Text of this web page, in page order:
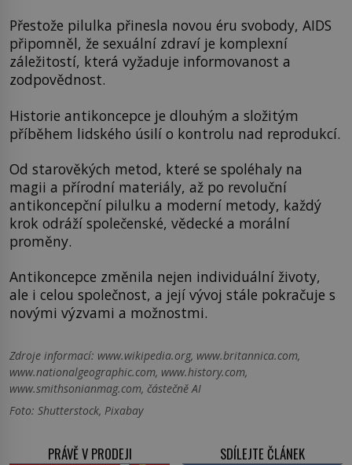
Přestože pilulka přinesla novou éru svobody, AIDS
připomněl, že sexuální zdraví je komplexní
záležitostí, která vyžaduje informovanost a
zodpovědnost.
Historie antikoncepce je dlouhým a složitým
příběhem lidského úsilí o kontrolu nad reprodukcí.
Od starověkých metod, které se spoléhaly na
magii a přírodní materiály, až po revoluční
antikoncepční pilulku a moderní metody, každý
krok odráží společenské, vědecké a morální
proměny.
Antikoncepce změnila nejen individuální životy,
ale i celou společnost, a její vývoj stále pokračuje s
novými výzvami a možnostmi.
Zdroje informací: www.wikipedia.org, www.britannica.com,
www.nationalgeographic.com, www.history.com,
www.smithsonianmag.com, částečně AI
Foto: Shutterstock, Pixabay
PRÁVĚ V PRODEJI SDÍLEJTE ČLÁNEK